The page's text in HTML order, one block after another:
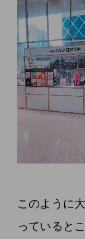
このように
っていると